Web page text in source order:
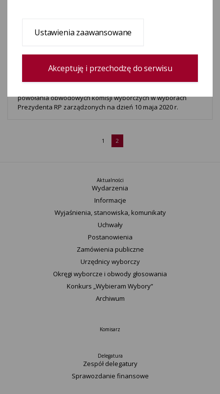
dokonania dodatkowego zgłoszenia kandydata do
powołania obwodowych komisji wyborczych w wyborach
Prezydenta RP zarządzonych na dzień 10 maja 2020 r.
1 2
Aktualności
Wydarzenia
Informacje
Wyjaśnienia, stanowiska, komunikaty
Uchwały
Postanowienia
Zamówienia publiczne
Urzędnicy wyborczy
Okręgi wyborcze i obwody głosowania
Konkurs „Wybieram Wybory”
Archiwum
Komisarz
Delegatura
Zespół delegatury
Sprawozdanie finansowe
Ustawienia zaawansowane
Akceptuję i przechodzę do serwisu